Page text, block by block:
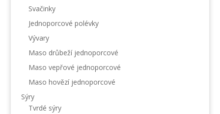
Svačinky
Jednoporcové polévky
Vývary
Maso drůbeží jednoporcové
Maso vepřové jednoporcové
Maso hovězí jednoporcové
Sýry
Tvrdé sýry